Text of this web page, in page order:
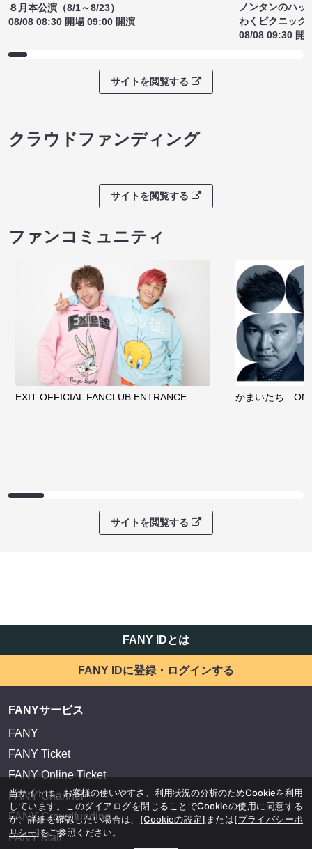
８月本公演（8/1～8/23）
08/08 08:30 開場 09:00 開演
ノンタンのハッ
わくピクニック
08/08 09:30 開
サイトを閲覧する
クラウドファンディング
サイトを閲覧する
ファンコミュニティ
EXIT OFFICIAL FANCLUB ENTRANCE かまいたち
サイトを閲覧する
FANY IDとは
FANY IDに登録・ログインする
FANYサービス
FANY
FANY Ticket
FANY Online Ticket
FANY Channel
FANY Crowdfunding
FANY Mall
当サイトは、お客様の使いやすさ、利用状況の分析のためCookieを利用
しています。このダイアログを閉じることでCookieの使用に同意する
か、詳細を確認したい場合は、 [Cookieの設定] または[プライバシーポ
リシー]をご参照ください。